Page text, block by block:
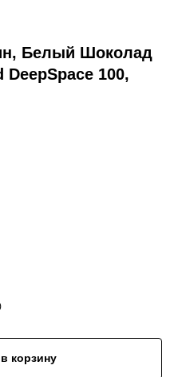
Белый Шоколад
100,
корзину